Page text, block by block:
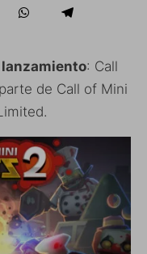
: Call
de Call of Mini